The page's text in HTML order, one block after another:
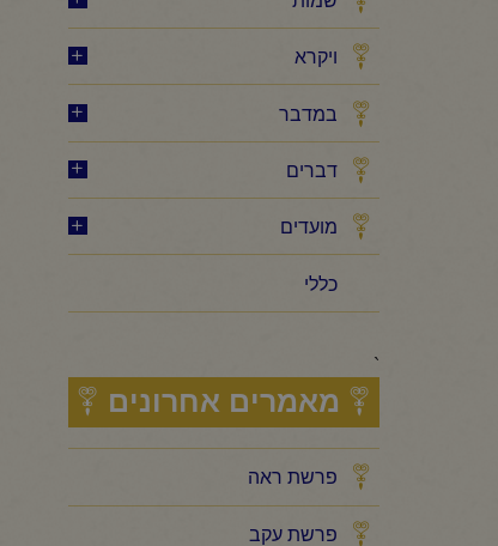
ויקרא
במדבר
דברים
מועדים
כללי
`
מאמרים אחרונים
פרשת ראה
פרשת עקב